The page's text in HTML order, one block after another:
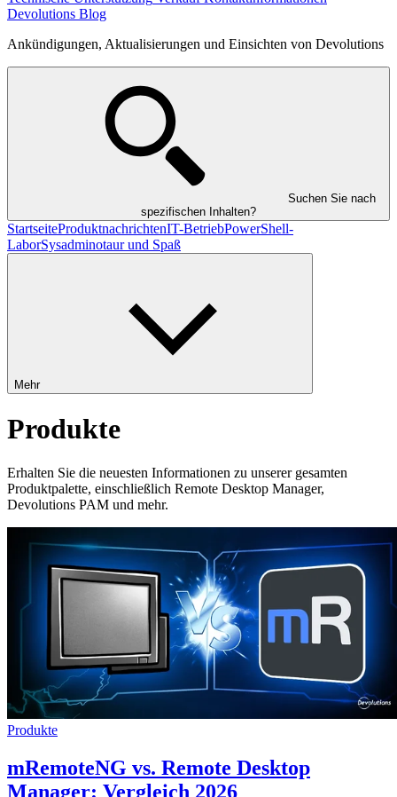
Devolutions Blog
Ankündigungen, Aktualisierungen und Einsichten von Devolutions
Suchen Sie nach
spezifischen Inhalten?
StartseiteProduktnachrichtenIT-BetriebPowerShell-
LaborSysadminotaur und Spaß
Mehr
Produkte
Erhalten Sie die neuesten Informationen zu unserer gesamten
Produktpalette, einschließlich Remote Desktop Manager,
Devolutions PAM und mehr.
Produkte
mRemoteNG vs. Remote Desktop
Manager: Vergleich 2026